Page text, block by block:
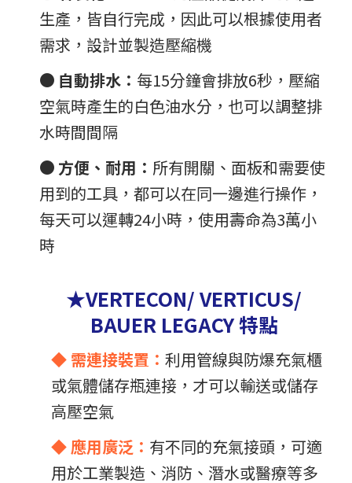
生產，皆自行完成，因此可以根據使用者
需求，設計並製造壓縮機
● 自動排水： 每15分鐘會排放6秒，壓縮
空氣時產生的白色油水分，也可以調整排
水時間間隔
● 方便、耐用： 所有開關、面板和需要使
用到的工具，都可以在同一邊進行操作，
每天可以運轉24小時，使用壽命為3萬小
時
★VERTECON/ VERTICUS/
BAUER LEGACY 特點
◆ 需連接裝置： 利用管線與防爆充氣櫃
或氣體儲存瓶連接，才可以輸送或儲存
高壓空氣
◆ 應用廣泛： 有不同的充氣接頭，可適
用於工業製造、消防、潛水或醫療等多